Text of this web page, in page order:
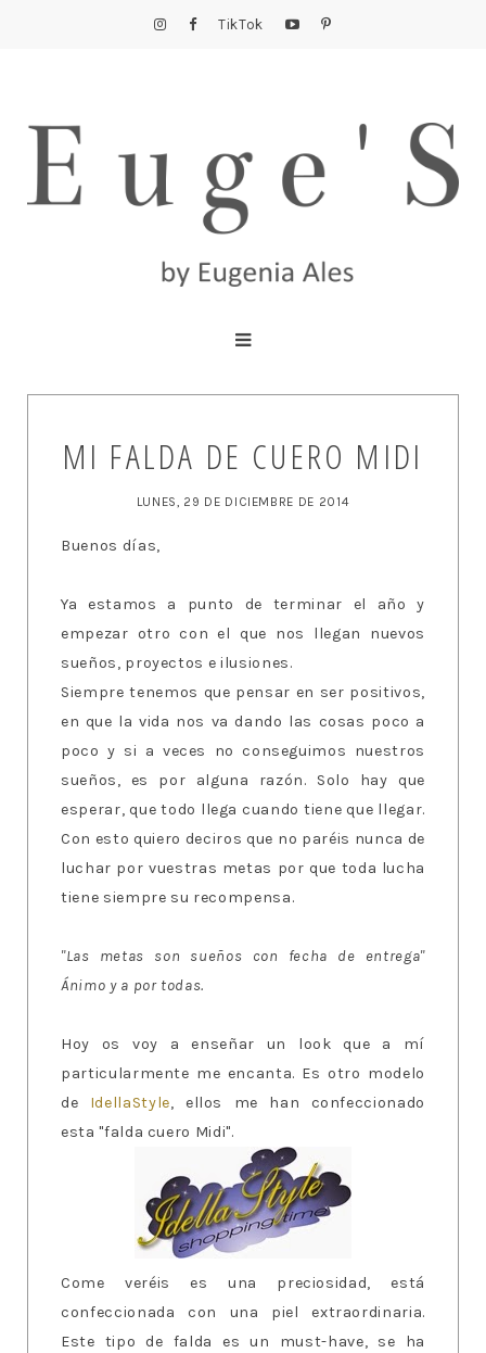
TikTok
MI FALDA DE CUERO MIDI
LUNES, 29 DE DICIEMBRE DE 2014
Buenos días,
Ya estamos a punto de terminar el año y
empezar otro con el que nos llegan nuevos
sueños, proyectos e ilusiones.
Siempre tenemos que pensar en ser positivos,
en que la vida nos va dando las cosas poco a
poco y si a veces no conseguimos nuestros
sueños, es por alguna razón. Solo hay que
esperar, que todo llega cuando tiene que llegar.
Con esto quiero deciros que no paréis nunca de
luchar por vuestras metas por que toda lucha
tiene siempre su recompensa.
"Las metas son sueños con fecha de entrega"
Ánimo y a por todas.
Hoy os voy a enseñar un look que a mí
particularmente me encanta. Es otro modelo
de IdellaStyle, ellos me han confeccionado
esta "falda cuero Midi".
Come veréis es una preciosidad, está
confeccionada con una piel extraordinaria.
Este tipo de falda es un must-have, se ha